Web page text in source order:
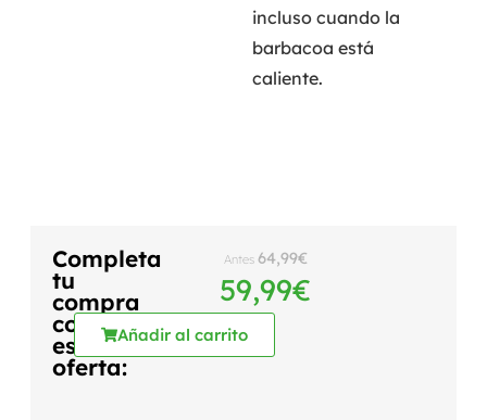
incluso cuando la
barbacoa está
caliente.
Completa
tu
compra
con
esta
oferta:
Antes 64,99€
59,99€
Añadir al carrito